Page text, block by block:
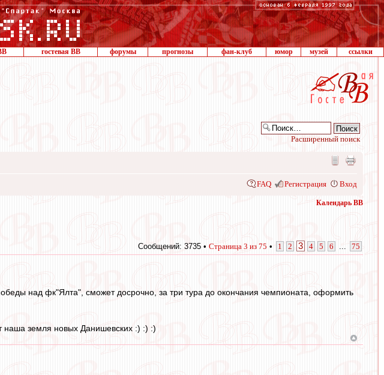
гостевая ВВ форумы прогнозы фан-клуб юмор музей ссылки
Расширенный поиск
FAQ Регистрация Вход
Календарь ВВ
Сообщений: 3735 • Страница 3 из 75 • 1 2 3 4 5 6 75
над фк"Ялта", сможет досрочно, за три тура до окончания чемпионата, оформить
наша земля новых Данишевских :) :) :)